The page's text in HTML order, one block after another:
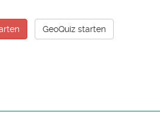
GeoQuiz starten